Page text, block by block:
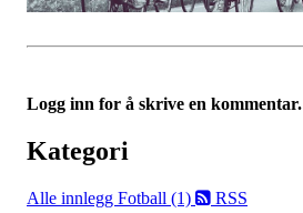
Logg inn for å skrive en kommentar.
Kategori
Alle innlegg Fotball (1) RSS